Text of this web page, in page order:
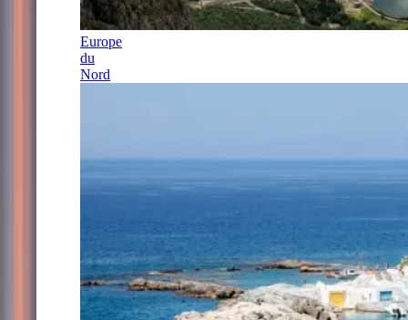
Europe
du
Nord